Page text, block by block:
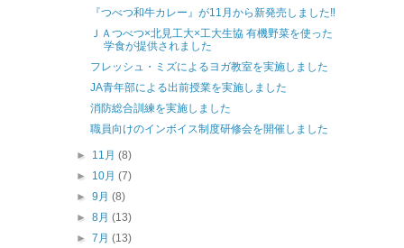
『つべつ和牛カレー』が11月から新発売しました‼
ＪＡつべつ×北見工大×工大生協 有機野菜を使った
学食が提供されました
フレッシュ・ミズによるヨガ教室を実施しました
JA青年部による出前授業を実施しました
消防総合訓練を実施しました
職員向けのインボイス制度研修会を開催しました
► 11月(8)
► 10月(7)
►9月(8)
►8月(13)
►7月(13)